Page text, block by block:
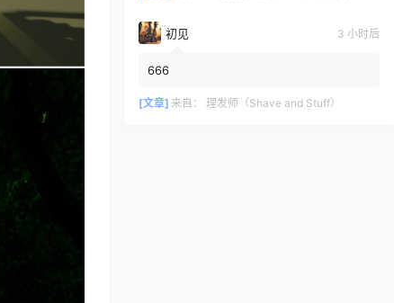
初见 3 小时后
666
[文章] 来自： 理发师（Shave and Stuff）